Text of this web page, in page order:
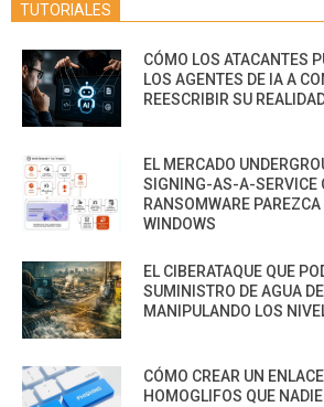
TUTORIALES
CÓMO LOS ATACANTES
LOS AGENTES DE IA A
REESCRIBIR SU
EL MERCADO
SIGNING-AS-A-SERVICE
RANSOMWARE PAREZCA
WINDOWS
EL CIBERATAQUE QUE
SUMINISTRO DE AGUA
MANIPULANDO LOS
CÓMO CREAR UN
HOMOGLIFOS QUE